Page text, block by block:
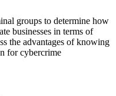
groups to determine how
businesses in terms of
the advantages of knowing
for cybercrime